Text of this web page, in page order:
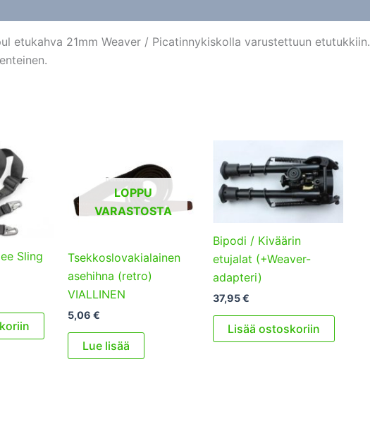
etukahva 21mm Weaver / Picatinnykiskolla varustettuun etutukkiin.
Sling
LOPPU
VARASTOSTA
Tsekkoslovakialainen
asehihna (retro)
VIALLINEN
5,06 €
Lue lisää
Bipodi / Kiväärin
etujalat (+Weaver-
adapteri)
37,95€
Lisää ostoskoriin